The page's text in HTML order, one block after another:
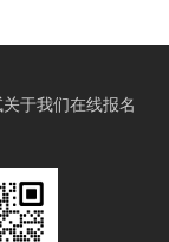
关于我们在线报名